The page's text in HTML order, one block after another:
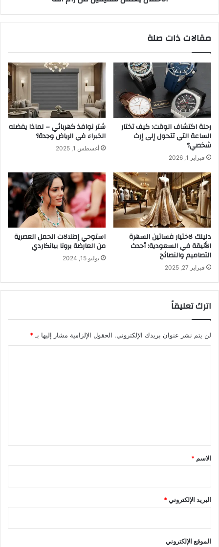
ة
ب
ق
د
ش
و
ش
ن
ا
م
ل
ل
ه
مقالات ذات صلة
رحلة اكتشاف الوقت: كيف تختار
الساعة التي تتحول إلى إرث
شخصي؟
فبراير 1, 2026
شتر نوافذ كهربائي – لماذا يفضله
الخبراء في الرياض وجدة؟
أغسطس 1, 2025
دليلك لاختيار فساتين السهرة
الأنيقة في السعودية: أحدث
التصاميم والنصائح
فبراير 27, 2025
استوحي إطلالات الحمل العصرية
من العارضة برونا بيانكاردي
يوليو 15, 2024
اترك تعليقاً
لن يتم نشر عنوان بريدك الإلكتروني. الحقول الإلزامية مشار إليها بـ *
*
الاسم *
البريد الإلكتروني*
الموقع الإلكتروني